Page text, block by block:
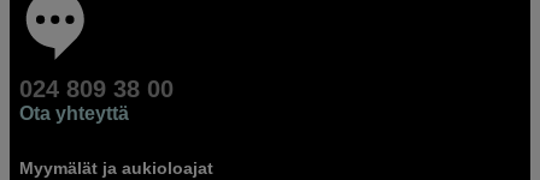
024 809 38 00
Ota yhteyttä
Myymälät ja aukioloajat